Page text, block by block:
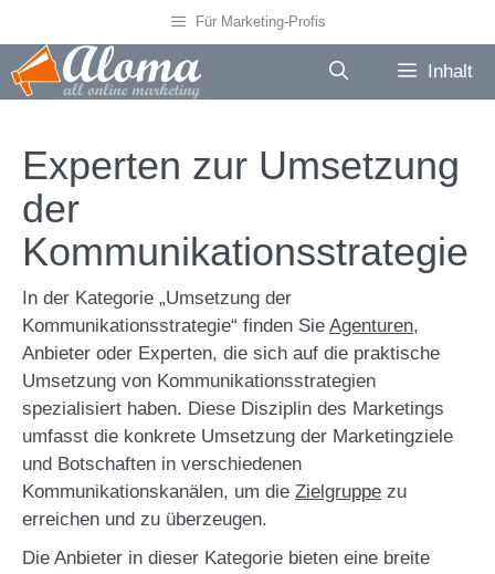
Inhalt
springen
Für Marketing-Profis
Inhalt
Experten zur Umsetzung
der
Kommunikationsstrategie
In der Kategorie „Umsetzung der
Kommunikationsstrategie“ finden Sie Agenturen,
Anbieter oder Experten, die sich auf die praktische
Umsetzung von Kommunikationsstrategien
spezialisiert haben. Diese Disziplin des Marketings
umfasst die konkrete Umsetzung der Marketingziele
und Botschaften in verschiedenen
Kommunikationskanälen, um die Zielgruppe zu
erreichen und zu überzeugen.
Die Anbieter in dieser Kategorie bieten eine breite